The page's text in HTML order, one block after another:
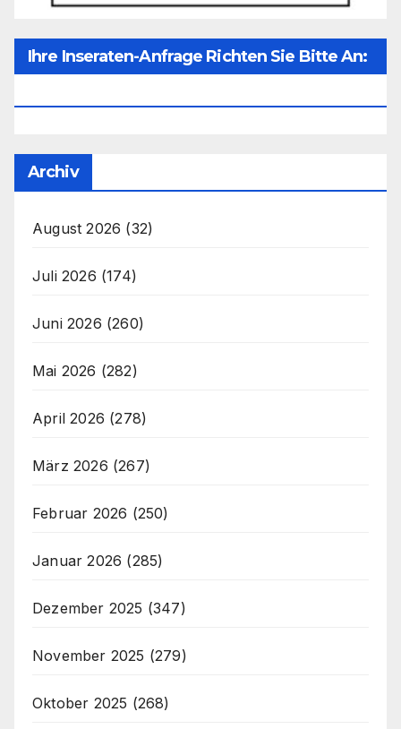
Ihre Inseraten-Anfrage Richten Sie Bitte An:
Archiv
August 2026 (32)
Juli 2026 (174)
Juni 2026 (260)
Mai 2026 (282)
April 2026 (278)
März 2026 (267)
Februar 2026 (250)
Januar 2026 (285)
Dezember 2025 (347)
November 2025 (279)
Oktober 2025 (268)